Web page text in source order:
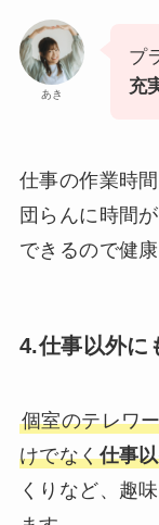
あき
プ
充
仕事の作業時
団らんに時間
できるので健
4.仕事以外に
個室のテレワ
けでなく仕事
くりなど、趣